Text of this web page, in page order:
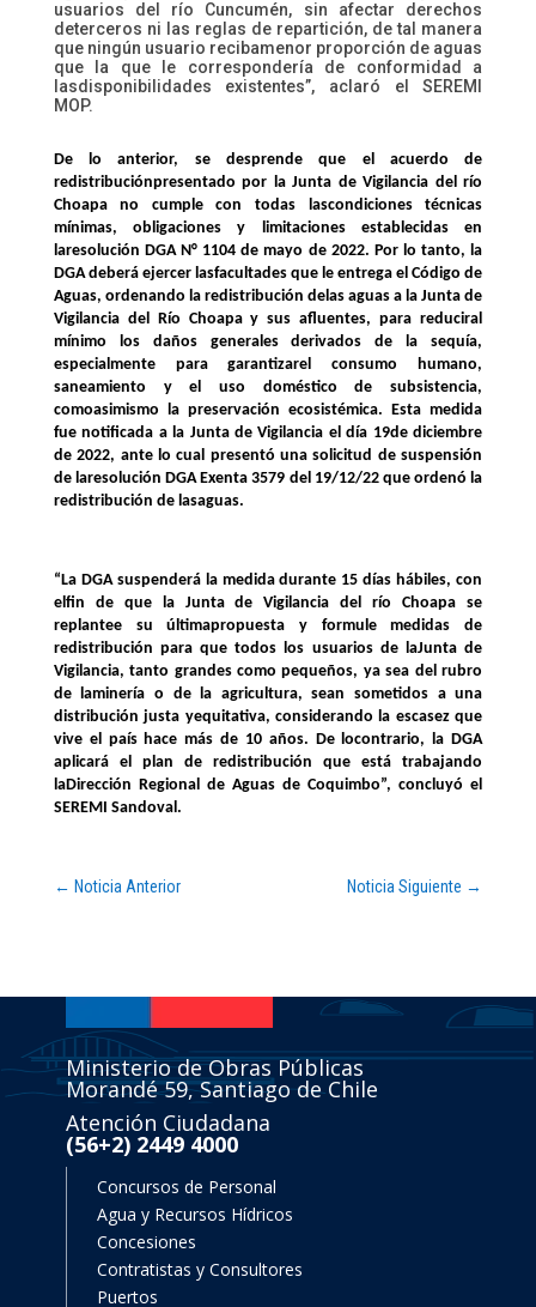
usuarios del río Cuncumén, sin afectar derechos
deterceros ni las reglas de repartición, de tal manera
que ningún usuario recibamenor proporción de aguas
que la que le correspondería de conformidad a
lasdisponibilidades existentes”, aclaró el SEREMI
MOP.
De lo anterior, se desprende que el acuerdo de
redistribuciónpresentado por la Junta de Vigilancia del río
Choapa no cumple con todas lascondiciones técnicas
mínimas, obligaciones y limitaciones establecidas en
laresolución DGA N° 1104 de mayo de 2022. Por lo tanto, la
DGA deberá ejercer lasfacultades que le entrega el Código de
Aguas, ordenando la redistribución delas aguas a la Junta de
Vigilancia del Río Choapa y sus afluentes, para reduciral
mínimo los daños generales derivados de la sequía,
especialmente para garantizarel consumo humano,
saneamiento y el uso doméstico de subsistencia,
comoasimismo la preservación ecosistémica.Esta medida
fue notificada a la Junta de Vigilancia el día 19de diciembre
de 2022, ante lo cual presentó una solicitud de suspensión
de laresolución DGA Exenta 3579 del 19/12/22 que ordenó la
redistribución de lasaguas.
“La DGA suspenderá la medida durante 15 días hábiles, con
elfin de que la Junta de Vigilancia del río Choapa se
replantee su últimapropuesta y formule medidas de
redistribución para que todos los usuarios de laJunta de
Vigilancia, tanto grandes como pequeños, ya sea del rubro
de laminería o de la agricultura, sean sometidos a una
distribución justa yequitativa, considerando la escasez que
vive el país hace más de 10 años. De locontrario, la DGA
aplicará el plan de redistribución que está trabajando
laDirección Regional de Aguas de Coquimbo”, concluyó el
SEREMI Sandoval.
← Noticia Anterior Noticia Siguiente →
Ministerio de Obras Públicas
Morandé 59, Santiago de Chile
Atención Ciudadana
(56+2) 2449 4000
Concursos de Personal
Agua y Recursos Hídricos
Concesiones
Contratistas y Consultores
Puertos